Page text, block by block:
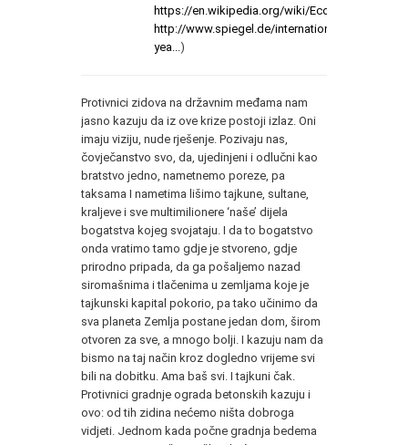
https://en.wikipedia.org/wiki/
http://www.spiegel.de/international/germany/
yea... )
Protivnici zidova na državnim međama nam
jasno kazuju da iz ove krize postoji izlaz. Oni
imaju viziju, nude rješenje. Pozivaju nas,
čovječanstvo svo, da, ujedinjeni i odlučni kao
bratstvo jedno, nametnemo poreze, pa
taksama I nametima lišimo tajkune, sultane,
kraljeve i sve multimilionere ‘naše’ dijela
bogatstva kojeg svojataju. I da to bogatstvo
onda vratimo tamo gdje je stvoreno, gdje
prirodno pripada, da ga pošaljemo nazad
siromašnima i tlačenima u zemljama koje je
tajkunski kapital pokorio, pa tako učinimo da
sva planeta Zemlja postane jedan dom, širom
otvoren za sve, a mnogo bolji. I kazuju nam da
bismo na taj način kroz dogledno vrijeme svi
bili na dobitku. Ama baš svi. I tajkuni čak.
Protivnici gradnje ograda betonskih kazuju i
ovo: od tih zidina nećemo ništa dobroga
vidjeti. Jednom kada počne gradnja bedema